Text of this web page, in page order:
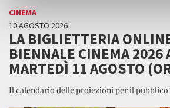
CINEMA
10 AGOSTO 2026
LA BIGLIETTERIA
BIENNALE CINEMA 2026
MARTEDÌ 11 AGOSTO
Il calendario delle proiezioni per il pubblico